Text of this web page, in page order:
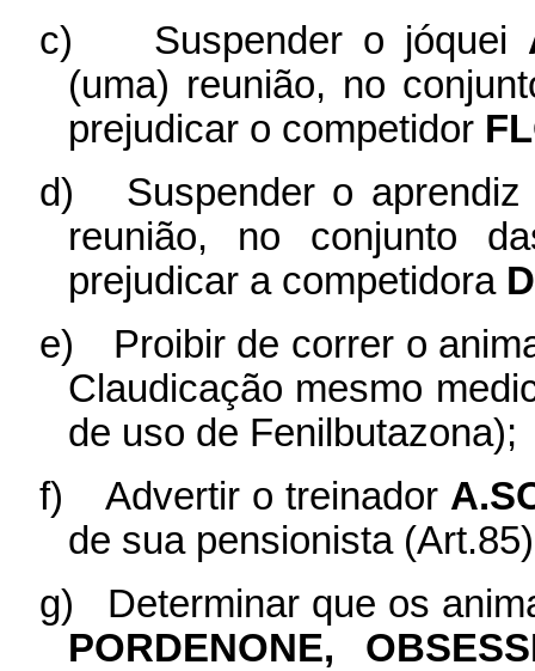
c)
Suspender o jóquei
(uma) reunião, no
prejudicar o competidor
d)
Suspender o
reunião, no conjunto
prejudicar a competidora
e)
Proibir de correr o
Claudicação mesmo
de uso de Fenilbutazona);
f)
Advertir o treinador
de sua pensionista
g)
Determinar que os
PORDENONE,